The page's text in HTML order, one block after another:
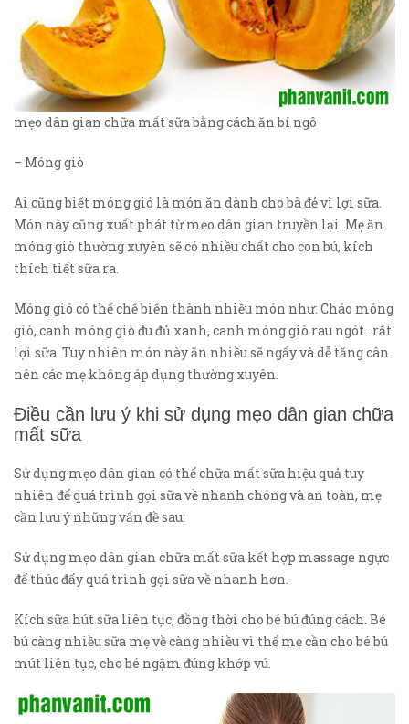
mẹo dân gian chữa mất sữa bằng cách ăn bí ngô
– Móng giò
Ai cũng biết móng gió là món ăn dành cho bà đẻ vì lợi sữa.
Món này cũng xuất phát từ mẹo dân gian truyền lại. Mẹ ăn
móng giò thường xuyên sẽ có nhiều chất cho con bú, kích
thích tiết sữa ra.
Móng gió có thể chế biến thành nhiều món như: Cháo móng
giò, canh móng giò đu đủ xanh, canh móng giò rau ngót…rất
lợi sữa. Tuy nhiên món này ăn nhiều sẽ ngấy và dễ tăng cân
nên các mẹ không áp dụng thường xuyên.
Điều cần lưu ý khi sử dụng mẹo dân gian chữa
mất sữa
Sử dụng mẹo dân gian có thể chữa mất sữa hiệu quả tuy
nhiên để quá trình gọi sữa về nhanh chóng và an toàn, mẹ
cần lưu ý những vấn đề sau:
Sử dụng mẹo dân gian chữa mất sữa kết hợp massage ngực
để thúc đẩy quá trình gọi sữa về nhanh hơn.
Kích sữa hút sữa liên tục, đồng thời cho bé bú đúng cách. Bé
bú càng nhiều sữa mẹ về càng nhiều vì thế mẹ cần cho bé bú
mút liên tục, cho bé ngậm đúng khớp vú.